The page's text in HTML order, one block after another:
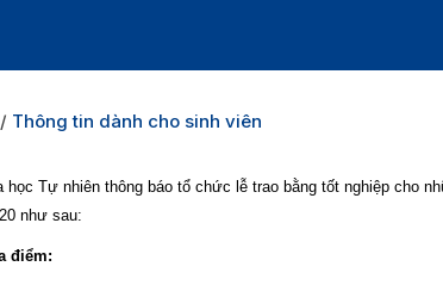
/ Thông tin dành cho sinh viên
Tự nhiên thông báo tổ chức lễ trao bằng tốt nghiệp cho
như sau:
điểm: